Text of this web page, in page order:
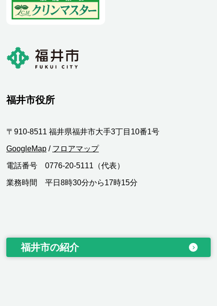
福井市役所
〒910-8511 福井県福井市大手3丁目10番1号
GoogleMap / フロアマップ
電話番号 0776-20-5111（代表）
業務時間 平日8時30分から17時15分
福井市の紹介